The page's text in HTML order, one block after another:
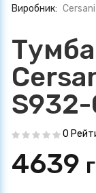
Виробник:
S932-
0
4639